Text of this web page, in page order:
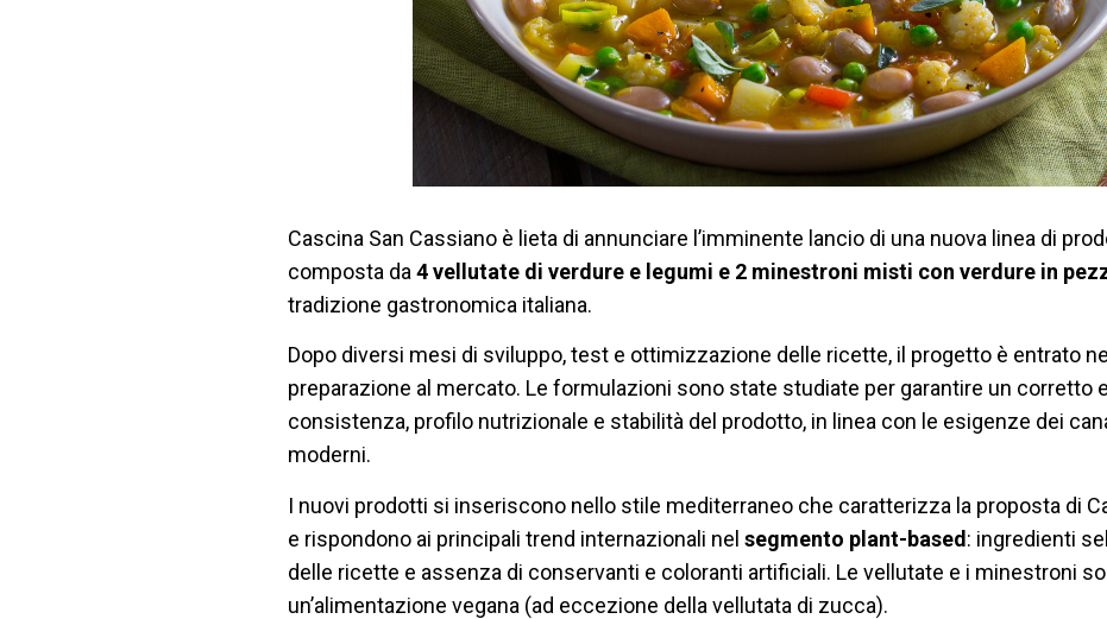
Cascina San Cassiano è lieta di annunciare l’imminente lancio di una nuova linea di
composta da 4 vellutate di verdure e legumi e 2 minestroni misti con verdure in
tradizione gastronomica italiana.
Dopo diversi mesi di sviluppo, test e ottimizzazione delle ricette, il progetto è entrato
preparazione al mercato. Le formulazioni sono state studiate per garantire un corretto
consistenza, profilo nutrizionale e stabilità del prodotto, in linea con le esigenze dei
moderni.
I nuovi prodotti si inseriscono nello stile mediterraneo che caratterizza la proposta di
e rispondono ai principali trend internazionali nel segmento plant-based: ingredienti
delle ricette e assenza di conservanti e coloranti artificiali. Le vellutate e i minestroni
un’alimentazione vegana (ad eccezione della vellutata di zucca).